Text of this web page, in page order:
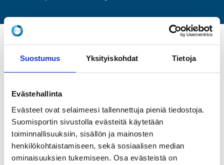
Suostumus Yksityiskohdat Tietoja
Evästehallinta
Evästeet ovat selaimeesi tallennettuja pieniä tiedostoja.
Suomisportin sivustolla evästeitä käytetään
toiminnallisuuksiin, sisällön ja mainosten
henkilökohtaistamiseen, sekä sosiaalisen median
ominaisuuksien tukemiseen. Osa evästeistä on
Tu 2.6.2026 -Th 30.7.2026
LOCATION
Ruutikellarintie 1, 65100 Vaasa, Suomi
View map
LOCALITY
Vaasa